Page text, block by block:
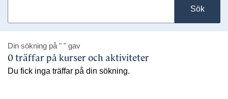
Sök
Din sökning på " " gav
0 träffar på kurser och aktiviteter
Du fick inga träffar på din sökning.